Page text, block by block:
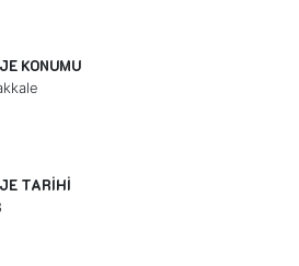
KONUMU
TARİHİ